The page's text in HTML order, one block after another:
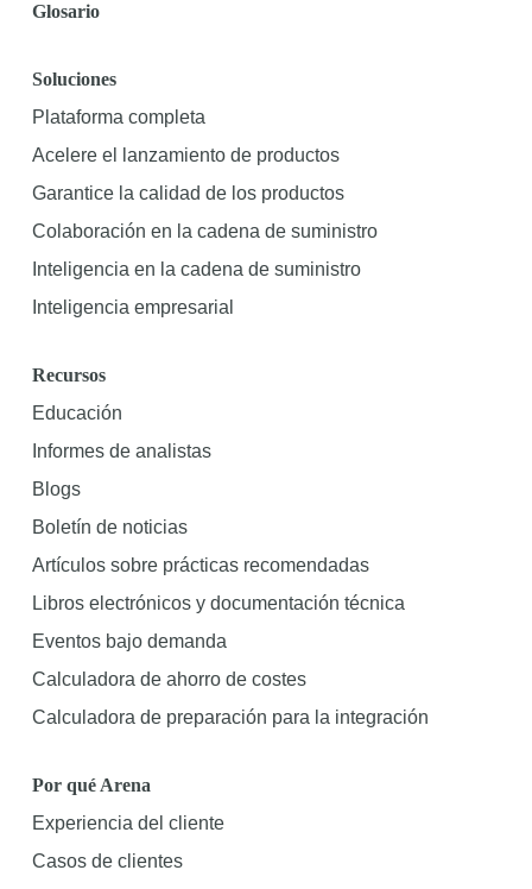
Glosario
Soluciones
Plataforma completa
Acelere el lanzamiento de productos
Garantice la calidad de los productos
Colaboración en la cadena de suministro
Inteligencia en la cadena de suministro
Inteligencia empresarial
Recursos
Educación
Informes de analistas
Blogs
Boletín de noticias
Artículos sobre prácticas recomendadas
Libros electrónicos y documentación técnica
Eventos bajo demanda
Calculadora de ahorro de costes
Calculadora de preparación para la integración
Por qué Arena
Experiencia del cliente
Casos de clientes